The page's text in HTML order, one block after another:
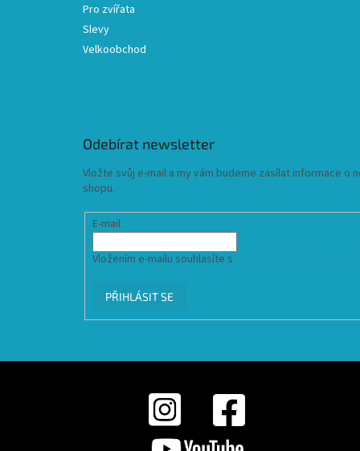
Pro zvířata
Slevy
Velkoobchod
Odebírat newsletter
Vložte svůj e-mail a my vám budeme zasílat informace o
shopu.
E-mail
Vložením e-mailu souhlasíte s
PŘIHLÁSIT SE